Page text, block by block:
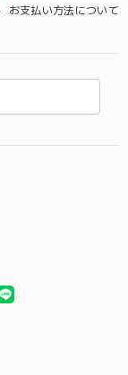
お支払い方法について